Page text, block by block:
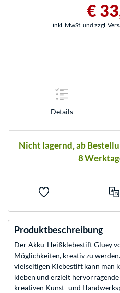
€
inkl. MwSt. und zzgl.
Details
Nicht lagernd, ab
8
Produktbeschreibung
Der Akku-Heißklebestift Gluey
Möglichkeiten, kreativ zu
vielseitigen Klebestift kann man
kleben und erzielt
kreativen Kunst- und